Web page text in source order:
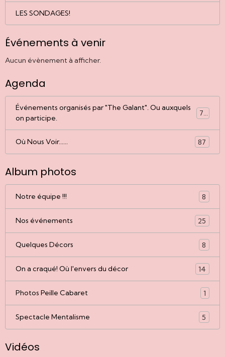
LES SONDAGES!
Événements à venir
Aucun évènement à afficher.
Agenda
Événements organisés par "The Galant". Ou auxquels
on participe.
77
Où Nous Voir...... 87
Album photos
Notre équipe !!! 8
Nos événements 25
Quelques Décors 8
On a craqué! Où l'envers du décor 14
Photos Peille Cabaret 1
Spectacle Mentalisme 5
Vidéos